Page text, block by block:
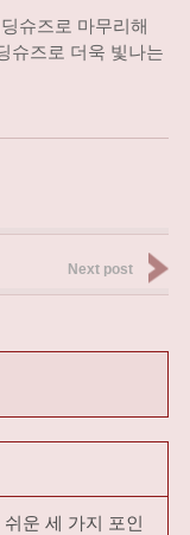
슈즈로 마무리해
슈즈로 더욱 빛나는
Next post
운 세 가지 포인